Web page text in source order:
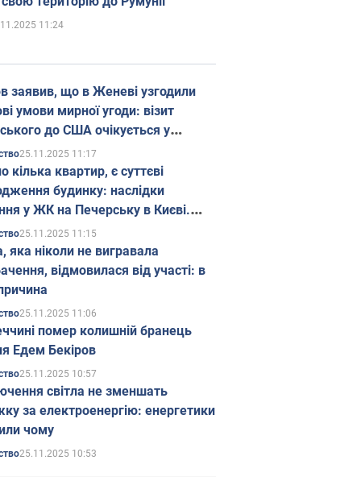
11:24
заявив, що в Женеві узгодили
умови мирної угоди: візит
до США очікується у
25.11.2025 11:17
кілька квартир, є суттєві
будинку: наслідки
у ЖК на Печерську в Києві.
25.11.2025 11:15
яка ніколи не вигравала
відмовилася від участі: в
25.11.2025 11:06
помер колишній бранець
Едем Бекіров
25.11.2025 10:57
світла не зменшать
за електроенергію: енергетики
чому
25.11.2025 10:53